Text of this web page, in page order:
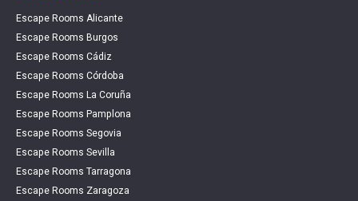
Escape Rooms Alicante
Escape Rooms Burgos
Escape Rooms Cádiz
Escape Rooms Córdoba
Escape Rooms La Coruña
Escape Rooms Pamplona
Escape Rooms Segovia
Escape Rooms Sevilla
Escape Rooms Tarragona
Escape Rooms Zaragoza